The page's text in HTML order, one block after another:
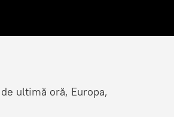
ultimă oră, Europa,